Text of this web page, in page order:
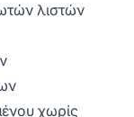
λιστών
χωρίς